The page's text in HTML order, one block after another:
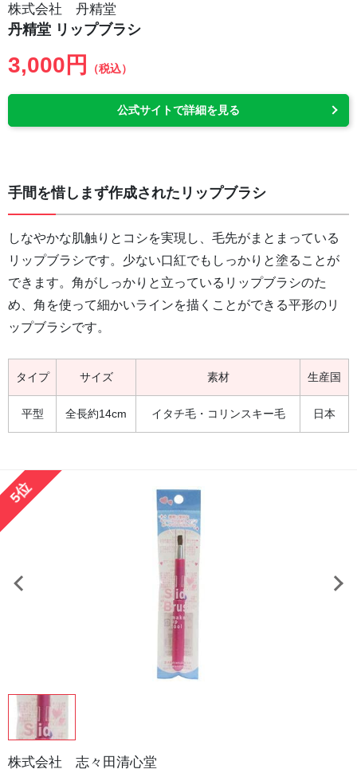
株式会社 丹精堂
丹精堂 リップブラシ
3,000円 （税込）
公式サイトで詳細を見る
手間を惜しまず作成されたリップブラシ
しなやかな肌触りとコシを実現し、毛先がまとまっている
リップブラシです。少ない口紅でもしっかりと塗ることが
できます。角がしっかりと立っているリップブラシのた
め、角を使って細かいラインを描くことができる平形のリ
ップブラシです。
タイプ サイズ 素材 生産国
平型 全長約14cm イタチ毛・コリンスキー毛 日本
5位
株式会社 志々田清心堂